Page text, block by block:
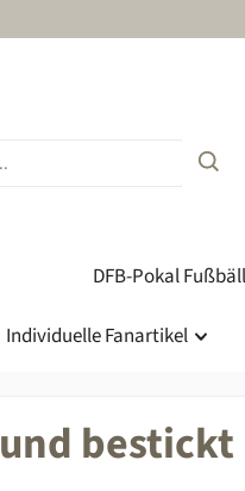
DFB-Pokal
Individuelle Fanartikel
bestickt